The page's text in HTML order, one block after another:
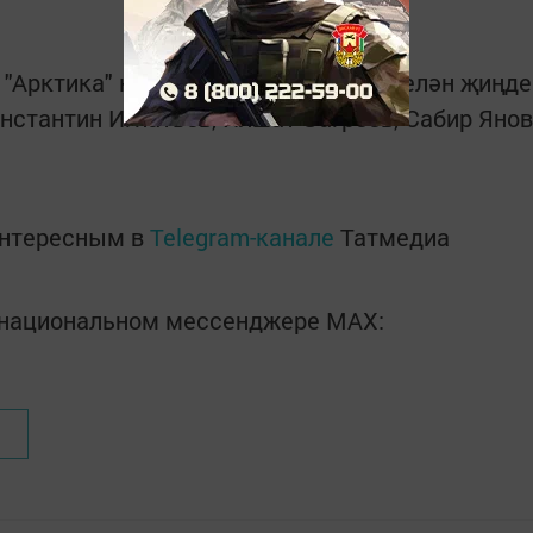
командасын 13:3 исәбе белән
Игнатьев, Илшат Загреев, Сабир Янов
в Telegram-канале Татмедиа
мессенджере MАХ: